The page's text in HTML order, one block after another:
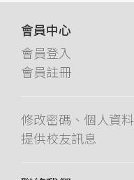
會員中心
會員登入
會員註冊
修改密碼、個人資料
提供校友訊息